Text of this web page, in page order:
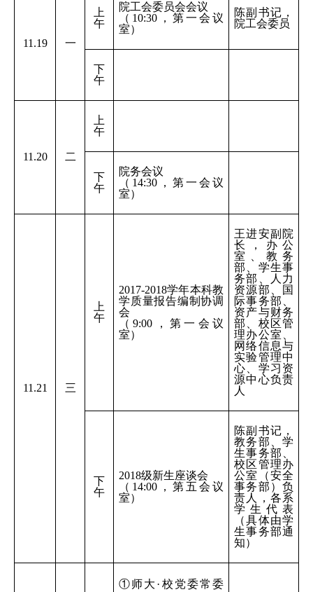
11.19 一
上
午
院工会委员会会议
（10:30，第一会议
室）
陈副书记，
院工会委员
下
午
11.20 二
上
午
下
午
院务会议
（14:30，第一会议
室）
11.21 三
上
午
2017-2018学年本科教
学质量报告编制协调
会
（9:00，第一会议
室）
王进安副院
长，办公
室、教务
部、学生事
务部、人力
资源部、国
际事务部、
资产与财务
部、校区管
理办公室、
网络信息与
实验管理中
心、学习资
源中心负责
人
下
午
2018级新生座谈会
（14:00，第五会议
室）
陈副书记，
教务部、学
生事务部、
校区管理办
公室（安全
事务部）负
责人，各系
学生代表
（具体由学
生事务部通
知）
①师大·校党委常委